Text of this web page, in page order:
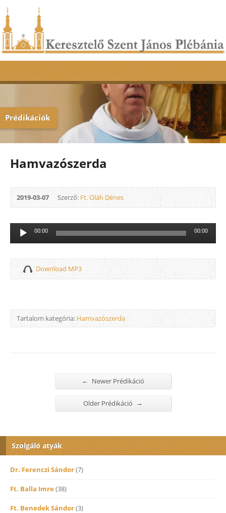
Prédikációk
Hamvazószerda
2019-03-07 Szerző:Ft. Oláh Dénes
Audió
lejátszó
00:00 00:00
Download MP3
Tartalom kategória:Hamvazószerda
← Newer Prédikáció
Older Prédikáció →
Szolgáló atyák
Dr. Ferenczi Sándor(7)
Ft. Balla Imre(38)
Ft. Benedek Sándor(3)